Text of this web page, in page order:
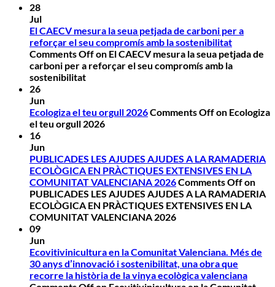
28
Jul
El CAECV mesura la seua petjada de carboni per a
reforçar el seu compromís amb la sostenibilitat
Comments Offon El CAECV mesura la seua petjada de
carboni per a reforçar el seu compromís amb la
sostenibilitat
26
Jun
Ecologiza el teu orgull 2026Comments Offon Ecologiza
el teu orgull 2026
16
Jun
PUBLICADES LES AJUDES AJUDES A LA RAMADERIA
ECOLÒGICA EN PRÀCTIQUES EXTENSIVES EN LA
COMUNITAT VALENCIANA 2026Comments Offon
PUBLICADES LES AJUDES AJUDES A LA RAMADERIA
ECOLÒGICA EN PRÀCTIQUES EXTENSIVES EN LA
COMUNITAT VALENCIANA 2026
09
Jun
Ecovitivinicultura en la Comunitat Valenciana. Més de
30 anys d’innovació i sostenibilitat, una obra que
recorre la història de la vinya ecològica valenciana